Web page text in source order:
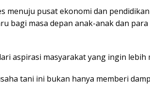
menuju pusat ekonomi dan
bagi masa depan anak-anak dan
aspirasi masyarakat yang ingin lebih
tani ini bukan hanya memberi